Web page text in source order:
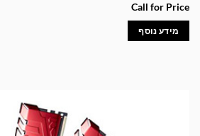
Call for Price
מידע נוסף